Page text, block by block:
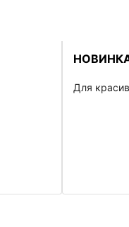
Для